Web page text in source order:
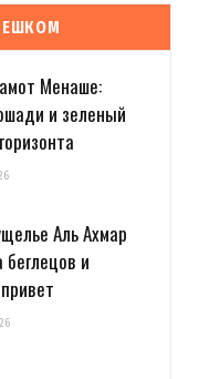
Менаше:
и зеленый
Аль Ахмар
и